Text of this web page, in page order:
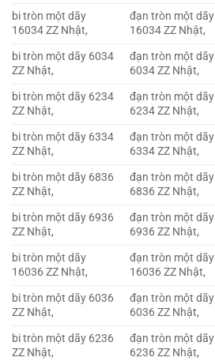
bi tròn một dãy
16034 ZZ Nhật,
đạn tròn một dãy
16034 ZZ Nhật,
bi tròn một dãy 6034
ZZ Nhật,
đạn tròn một dãy
6034 ZZ Nhật,
bi tròn một dãy 6234
ZZ Nhật,
đạn tròn một dãy
6234 ZZ Nhật,
bi tròn một dãy 6334
ZZ Nhật,
đạn tròn một dãy
6334 ZZ Nhật,
bi tròn một dãy 6836
ZZ Nhật,
đạn tròn một dãy
6836 ZZ Nhật,
bi tròn một dãy 6936
ZZ Nhật,
đạn tròn một dãy
6936 ZZ Nhật,
bi tròn một dãy
16036 ZZ Nhật,
đạn tròn một dãy
16036 ZZ Nhật,
bi tròn một dãy 6036
ZZ Nhật,
đạn tròn một dãy
6036 ZZ Nhật,
bi tròn một dãy 6236
ZZ Nhật,
đạn tròn một dãy
6236 ZZ Nhật,